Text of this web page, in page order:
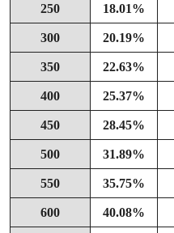
250 18.01%
300 20.19%
350 22.63%
400 25.37%
450 28.45%
500 31.89%
550 35.75%
600 40.08%